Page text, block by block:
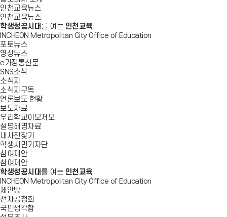
인천교육뉴스
인천교육뉴스
학생성공시대 를 여는 인천교육
INCHEON Metropolitan City Office of Education
포토뉴스
영상뉴스
e가정통신문
SNS소식
소식지
소식지구독
언론보도 현황
보도자료
우리학교이모저모
설명해명자료
내사진찾기
학생시민기자단
참여제안
참여제안
학생성공시대 를 여는 인천교육
INCHEON Metropolitan City Office of Education
제안방
전자공청회
국민생각함